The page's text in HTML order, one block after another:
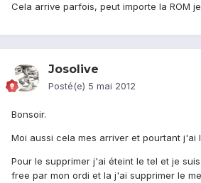
Cela arrive parfois, peut importe la ROM
Josolive
Posté(e) 5 mai 2012
Bonsoir.
Moi aussi cela mes arriver et pourtant j'ai
Pour le supprimer j'ai éteint le tel et je
free par mon ordi et la j'ai supprimer le